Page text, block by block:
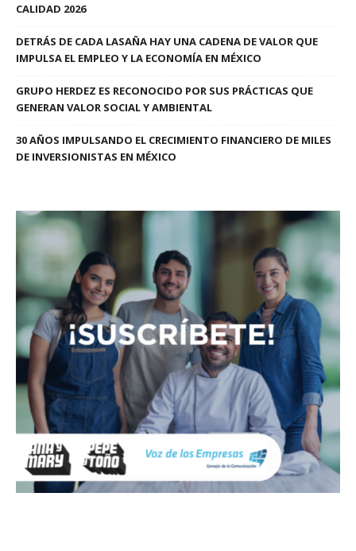
CALIDAD 2026
DETRÁS DE CADA LASAÑA HAY UNA CADENA DE VALOR QUE
IMPULSA EL EMPLEO Y LA ECONOMÍA EN MÉXICO
GRUPO HERDEZ ES RECONOCIDO POR SUS PRÁCTICAS QUE
GENERAN VALOR SOCIAL Y AMBIENTAL
30 AÑOS IMPULSANDO EL CRECIMIENTO FINANCIERO DE MILES
DE INVERSIONISTAS EN MÉXICO